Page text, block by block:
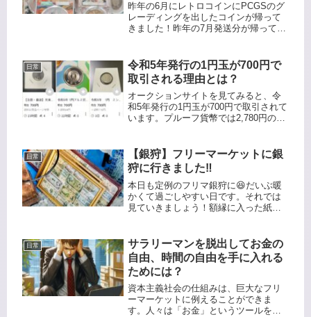
昨年の6月にレトロコインにPCGSのグ
レーディングを出したコインが帰って
きました！昨年の7月発送分が帰ってき
すね😆それでは開封していきましょ
う！PCGSのスラブケースに入...
日常
令和5年発行の1円玉が700円で
取引される理由とは？
オークションサイトを見てみると、令
和5年発行の1円玉が700円で取引されて
います。プルーフ貨幣では2,780円のも
た。さらに、「ギザ10」として知られ
るレア硬貨が生まれるカラ...
日常
【銀狩】フリーマーケットに銀
狩に行きました‼️
本日も定例のフリマ銀狩に😆だいぶ暖
かくて過ごしやすい日です。それでは
見ていきましょう！額縁に入った紙幣
ニの頭はどこかで見たような…持って
帰るのが大変ですね😅本日の購入...
日常
サラリーマンを脱出してお金の
自由、時間の自由を手に入れる
ためには？
資本主義社会の仕組みは、巨大なフリ
ーマーケットに例えることができま
す。人々は「お金」というツールを使